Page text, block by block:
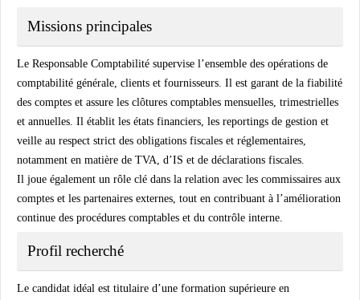
Missions principales
Le Responsable Comptabilité supervise l’ensemble des opérations de
comptabilité générale, clients et fournisseurs. Il est garant de la fiabilité
des comptes et assure les clôtures comptables mensuelles, trimestrielles
et annuelles. Il établit les états financiers, les reportings de gestion et
veille au respect strict des obligations fiscales et réglementaires,
notamment en matière de TVA, d’IS et de déclarations fiscales.
Il joue également un rôle clé dans la relation avec les commissaires aux
comptes et les partenaires externes, tout en contribuant à l’amélioration
continue des procédures comptables et du contrôle interne.
Profil recherché
Le candidat idéal est titulaire d’une formation supérieure en